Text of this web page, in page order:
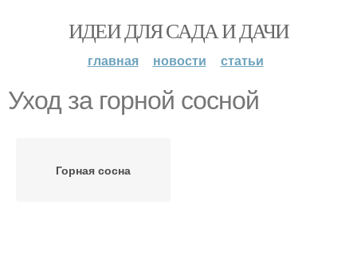
ИДЕИ ДЛЯ САДА И ДАЧИ
главная новости статьи
Уход за горной сосной
Горная сосна